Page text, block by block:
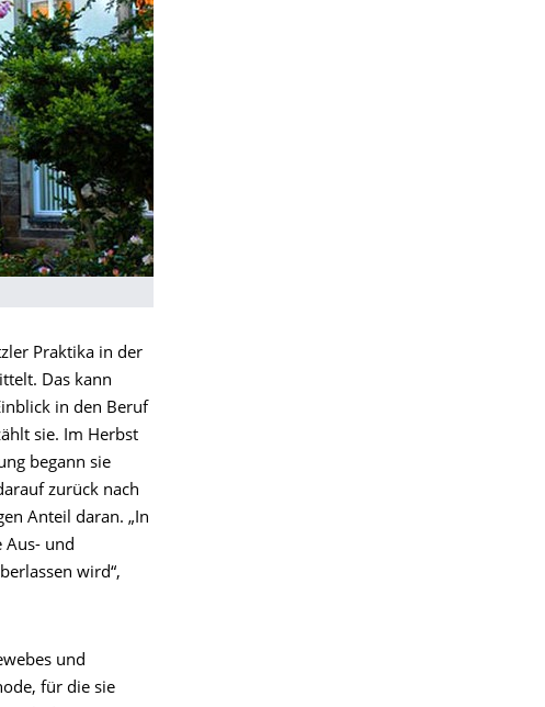
Praktika in der
Das kann
in den Beruf
sie. Im Herbst
begann sie
zurück nach
Anteil daran. „In
Aus- und
wird“,
und
für die sie